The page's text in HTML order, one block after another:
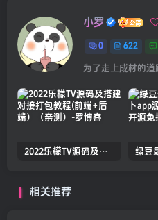
小罗
0 622
2022乐檬TV源码及搭建对接打包教程(前端+后端）（亲测）
相关推荐